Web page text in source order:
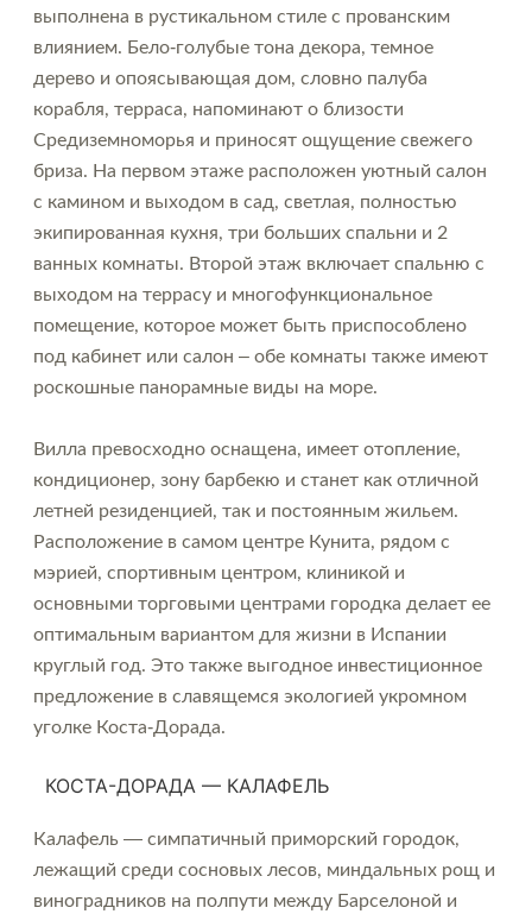
выполнена в рустикальном стиле с прованским
влиянием. Бело-голубые тона декора, темное
дерево и опоясывающая дом, словно палуба
корабля, терраса, напоминают о близости
Средиземноморья и приносят ощущение свежего
бриза. На первом этаже расположен уютный салон
с камином и выходом в сад, светлая, полностью
экипированная кухня, три больших спальни и 2
ванных комнаты. Второй этаж включает спальню с
выходом на террасу и многофункциональное
помещение, которое может быть приспособлено
под кабинет или салон – обе комнаты также имеют
роскошные панорамные виды на море.
Вилла превосходно оснащена, имеет отопление,
кондиционер, зону барбекю и станет как отличной
летней резиденцией, так и постоянным жильем.
Расположение в самом центре Кунита, рядом с
мэрией, спортивным центром, клиникой и
основными торговыми центрами городка делает ее
оптимальным вариантом для жизни в Испании
круглый год. Это также выгодное инвестиционное
предложение в славящемся экологией укромном
уголке Коста-Дорада.
КОСТА-ДОРАДА — КАЛАФЕЛЬ
Калафель — симпатичный приморский городок,
лежащий среди сосновых лесов, миндальных рощ и
виноградников на полпути между Барселоной и